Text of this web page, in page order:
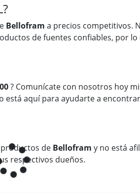
Bellofram a precios competitivos.
de fuentes confiables, por
? Comunícate con nosotros hoy
está aquí para ayudarte a
de Bellofram y no está
respectivos dueños.